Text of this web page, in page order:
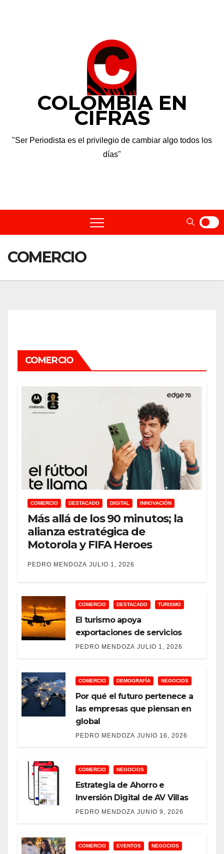
COLOMBIA EN
CIFRAS
"Ser Periodista es el privilegio de cambiar algo todos los
días"
COMERCIO
COMERCIO
COMERCIO DESTACADO DIGITAL INNOVACIÓN
Más allá de los 90 minutos; la
alianza estratégica de
Motorola y FIFA Heroes
PEDRO MENDOZA JULIO 1, 2026
COMERCIO DESTACADO TURISMO
El turismo apoya
exportaciones de servicios
PEDRO MENDOZA JULIO 1, 2026
COMERCIO DEMOGRAFÍA NEGOCIOS
Por qué el futuro pertenece a
las empresas que piensan en
global
PEDRO MENDOZA JUNIO 16, 2026
COMERCIO NEGOCIOS
Estrategia de Ahorro e
Inversión Digital de AV Villas
PEDRO MENDOZA JUNIO 9, 2026
COMERCIO EVENTOS NEGOCIOS